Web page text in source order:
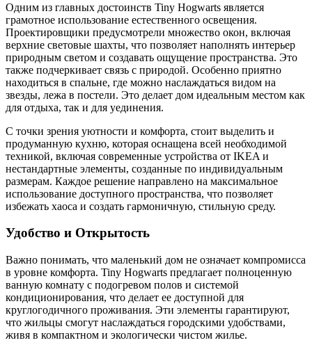
Одним из главных достоинств Tiny Hogwarts является
грамотное использование естественного освещения.
Проектировщики предусмотрели множество окон, включая
верхние световые шахты, что позволяет наполнять интерьер
природным светом и создавать ощущение пространства. Это
также подчеркивает связь с природой. Особенно приятно
находиться в спальне, где можно наслаждаться видом на
звезды, лежа в постели. Это делает дом идеальным местом как
для отдыха, так и для уединения.
С точки зрения уютности и комфорта, стоит выделить и
продуманную кухню, которая оснащена всей необходимой
техникой, включая современные устройства от IKEA и
нестандартные элементы, созданные по индивидуальным
размерам. Каждое решение направлено на максимальное
использование доступного пространства, что позволяет
избежать хаоса и создать гармоничную, стильную среду.
Удобство и Открытость
Важно понимать, что маленький дом не означает компромисса
в уровне комфорта. Tiny Hogwarts предлагает полноценную
ванную комнату с подогревом полов и системой
кондиционирования, что делает ее доступной для
круглогодичного проживания. Эти элементы гарантируют,
что жильцы смогут наслаждаться городскими удобствами,
живя в компактном и экологически чистом жилье.